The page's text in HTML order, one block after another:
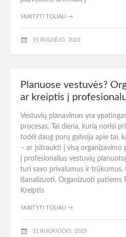
SKAITYTI TOLIAU →
15 RUGSĖJO, 2023
Planuose vestuvės?
ar kreiptis į
Vestuvių planavimas yra
procesas. Tai diena, kurią norisi
todėl daug porų galvoja apie tai,
– ar įsitraukti į visą organizavimo
į profesionalius vestuvių
turi savo privalumus ir trūkumus,
išanalizuoti. Organizuoti patiems
Kreiptis
SKAITYTI TOLIAU →
11 RUGPJŪČIO, 2023